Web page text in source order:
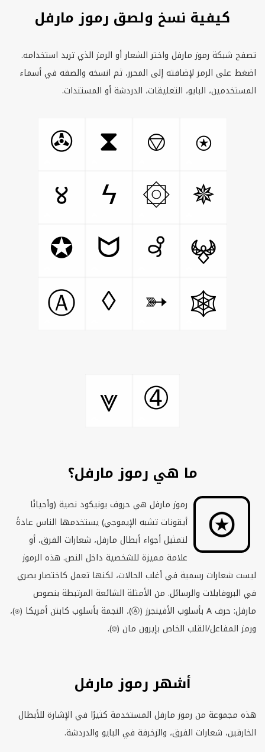
كيفية نسخ ولصق رموز مارفل
تصفح شبكة رموز مارفل واختر الشعار أو الرمز الذي تريد استخدامه.
اضغط على الرمز لإضافته إلى المحرر، ثم انسخه والصقه في أسماء
المستخدمين، البايو، التعليقات، الدردشة أو المستندات.
⍟
⎊
⧗
✇
✵
۞ ϟ
४
𖤍
꘩
ᗢ
✪
🕸️
➳
◊
Ⓐ
➃
⩔
ما هي رموز مارفل؟
رموز مارفل هي حروف يونيكود نصية (وأحيانًا
أيقونات تشبه الإيموجي) يستخدمها الناس عادةً
لتمثيل أجواء أبطال مارفل، شعارات الفرق، أو
علامة مميزة للشخصية داخل النص. هذه الرموز
ليست شعارات رسمية في أغلب الحالات، لكنها تعمل كاختصار بصري
في البروفايلات والرسائل. من الأمثلة الشائعة المرتبطة بنصوص
مارفل: حرفA
بأسلوب الأفينجرز (Ⓐ)، النجمة بأسلوب كابتن أمريكا (⍟)،
ورمز المفاعل/القلب الخاص بإيرون مان (⎊).
أشهر رموز مارفل
هذه مجموعة من رموز مارفل المستخدمة كثيرًا في الإشارة للأبطال
الخارقين، شعارات الفرق، والزخرفة في البايو والدردشة.